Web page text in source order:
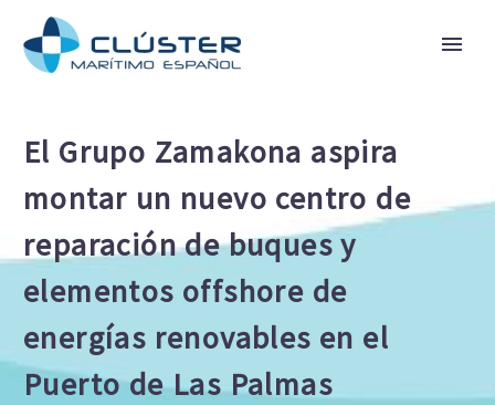
El Grupo Zamakona aspira
montar un nuevo centro de
reparación de buques y
elementos offshore de
energías renovables en el
Puerto de Las Palmas